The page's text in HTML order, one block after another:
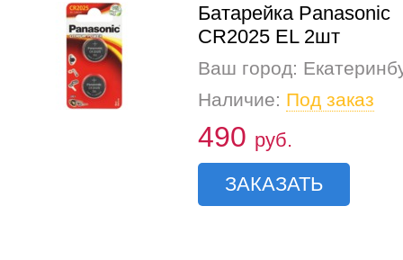
Батарейка Panasonic
CR2025 EL 2шт
Ваш город:
Наличие: Под заказ
490 руб.
ЗАКАЗАТЬ